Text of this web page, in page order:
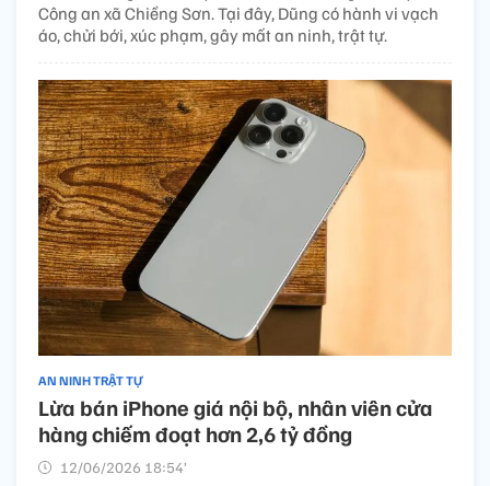
Công an xã Chiềng Sơn. Tại đây, Dũng có hành vi vạch
áo, chửi bới, xúc phạm, gây mất an ninh, trật tự.
AN NINH TRẬT TỰ
Lừa bán iPhone giá nội bộ, nhân viên cửa
hàng chiếm đoạt hơn 2,6 tỷ đồng
12/06/2026 18:54’